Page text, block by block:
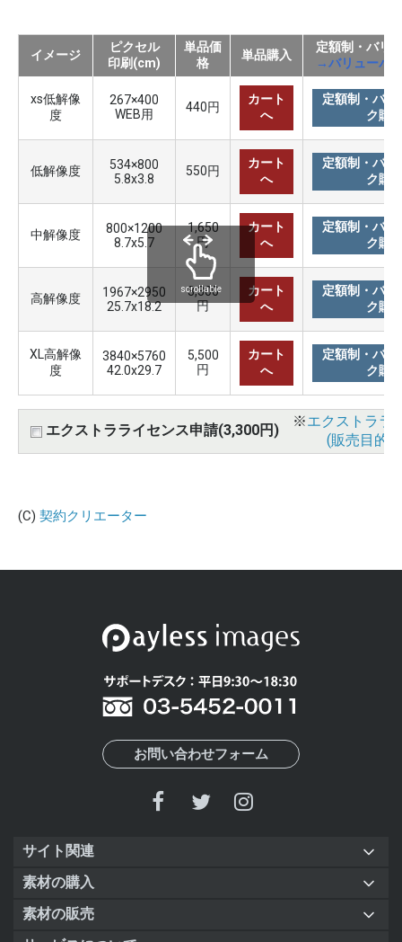
イメージ
ピクセル
印刷(cm)
単品価
格
単品購入
定額制・バリ
→バリューパ
xs低解像
度
267×400
WEB用
440円
カート
へ
定額制・バリ
ク購
低解像度
534×800
5.8x3.8
550円
カート
へ
定額制・バリ
ク購
中解像度
800×1200
8.7x5.7
1,650
円
カート
へ
定額制・バリ
ク購
高解像度
1967×2950
25.7x18.2
3,300
円
カート
へ
定額制・バリ
ク購
XL高解像
度
3840×5760
42.0x29.7
5,500
円
カート
へ
定額制・バリ
ク購
エクストラライセンス申請(3,300円)
※エクストララ
(販売目的
scrollable
(C) 契約クリエーター
お問い合わせフォーム
サイト関連
素材の購入
素材の販売